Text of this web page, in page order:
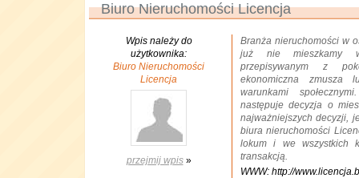
Biuro Nieruchomości Licencja
Wpis należy do
użytkownika:
Biuro Nieruchomości
Licencja
przejmij wpis»
Branża nieruchomości w
już nie mieszkamy
przepisywanym z
ekonomiczna zmusza
warunkami
następuje decyzja o
najważniejszych decyzji,
biura nieruchomości
lokum i we wszystkich
transakcją.
WWW: http://